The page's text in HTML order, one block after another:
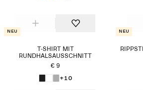
Neu
T-SHIRT MIT
RUNDHALSAUSSCHNITT
€ 9
+10
Neu